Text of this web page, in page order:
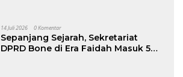
14 Juli 2026 0 Komentar
Sepanjang Sejarah, Sekretariat
DPRD Bone di Era Faidah Masuk 5